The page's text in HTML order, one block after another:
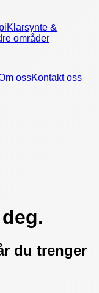
Klarsynte &
områder
ossKontakt oss
du trenger